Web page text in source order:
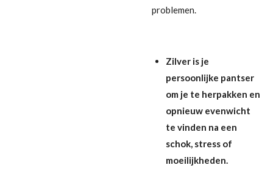
problemen.
Zilver is je
persoonlijke pantser
om je te herpakken en
opnieuw evenwicht
te vinden na een
schok, stress of
moeilijkheden.